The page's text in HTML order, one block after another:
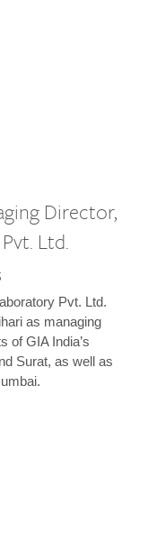
Director,
Ltd.
Pvt. Ltd.
as managing
of GIA India’s
Surat, as well as